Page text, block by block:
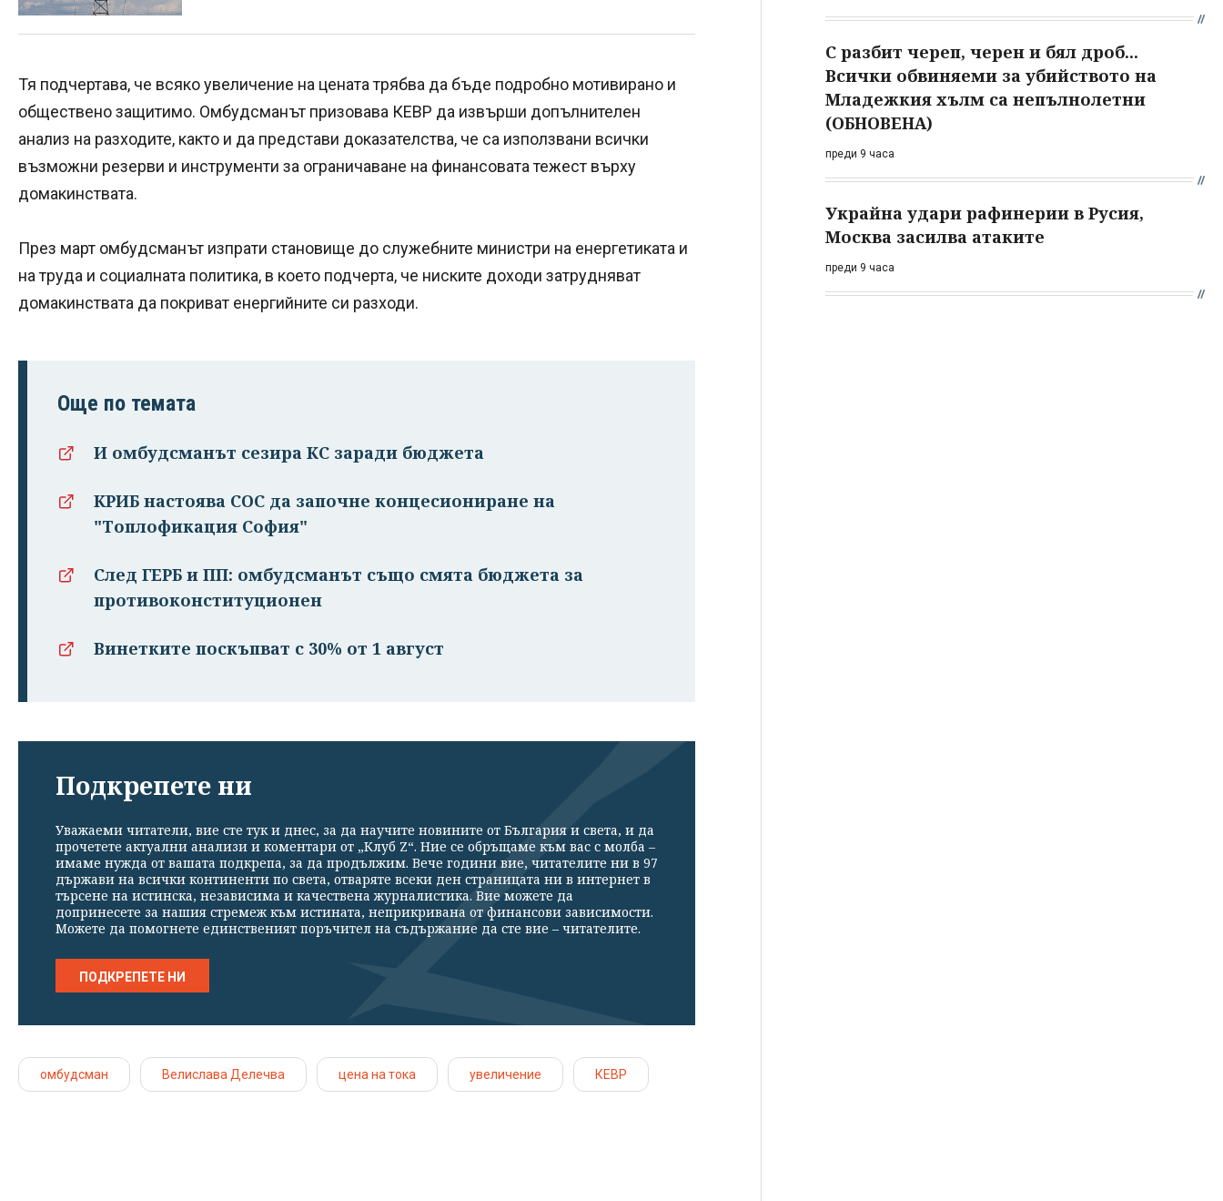
Тя подчертава, че всяко увеличение на цената трябва да бъде подробно мотивирано и
обществено защитимо. Омбудсманът призовава КЕВР да извърши допълнителен
анализ на разходите, както и да представи доказателства, че са използвани всички
възможни резерви и инструменти за ограничаване на финансовата тежест върху
домакинствата.
През март омбудсманът изпрати становище до служебните министри на енергетиката и
на труда и социалната политика, в което подчерта, че ниските доходи затрудняват
домакинствата да покриват енергийните си разходи.
Още по темата
И омбудсманът сезира КС заради бюджета
КРИБ настоява СОС да започне концесиониране на
"Топлофикация София"
След ГЕРБ и ПП: омбудсманът също смята бюджета за
противоконституционен
Винетките поскъпват с 30% от 1 август
Подкрепете ни
Уважаеми читатели, вие сте тук и днес, за да научите новините от България и света, и да
прочетете актуални анализи и коментари от „Клуб Z“. Ние се обръщаме към вас с молба –
имаме нужда от вашата подкрепа, за да продължим. Вече години вие, читателите ни в 97
държави на всички континенти по света, отваряте всеки ден страницата ни в интернет в
търсене на истинска, независима и качествена журналистика. Вие можете да
допринесете за нашия стремеж към истината, неприкривана от финансови зависимости.
Можете да помогнете единственият поръчител на съдържание да сте вие – читателите.
ПОДКРЕПЕТЕ НИ
омбудсман Велислава Делечва цена на тока увеличение КЕВР
С разбит череп, черен и бял дроб...
Всички обвиняеми за убийството на
Младежкия хълм са непълнолетни
(ОБНОВЕНА)
преди 9 часа
Украйна удари рафинерии в Русия,
Москва засилва атаките
преди 9 часа